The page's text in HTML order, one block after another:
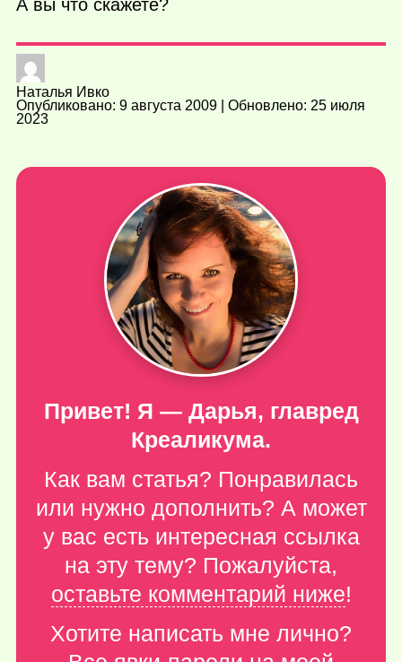
А вы что скажете?
Наталья Ивко
Опубликовано: 9 августа 2009 | Обновлено: 25 июля
2023
Привет! Я — Дарья, главред
Креаликума.
Как вам статья? Понравилась
или нужно дополнить? А может
у вас есть интересная ссылка
на эту тему? Пожалуйста,
оставьте комментарий ниже!
Хотите написать мне лично?